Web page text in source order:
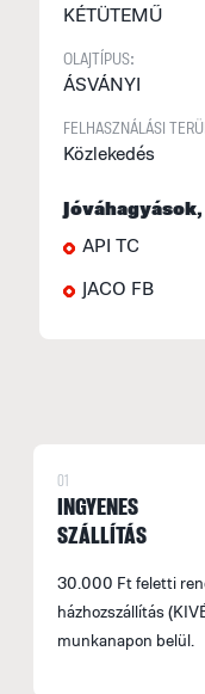
KÉTÜTEMŰ
OLAJTÍPUS:
ÁSVÁNYI
FELHASZNÁLÁSI
Közlekedés
API TC
JACO FB
01
INGYENES
SZÁLLÍTÁS
30.000 Ft feletti
házhozszállítás
munkanapon belül.